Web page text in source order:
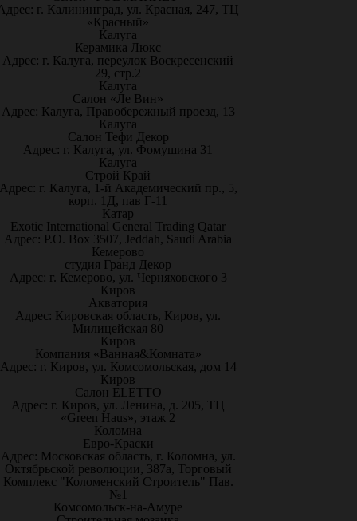
г. Калининград, ул. Красная, 247, ТЦ
«Красный»
Калуга
Керамика Люкс
Адрес: г. Калуга, переулок Воскресенский
29, стр.2
Калуга
Салон «Ле Вин»
Адрес: Калуга, Правобережный проезд, 13
Калуга
Салон Тефи Декор
Адрес: г. Калуга, ул. Фомушина 31
Калуга
Строй Край
г. Калуга, 1-й Академический пр., 5,
корп. 1Д, пав Г-11
Катар
Exotic International General Trading Qatar
Адрес: P.O. Box 3507, Jeddah, Saudi Arabia
Кемерово
студия Гранд Декор
Адрес: г. Кемерово, ул. Черняховского 3
Киров
Акватория
Адрес: Кировская область, Киров, ул.
Милицейская 80
Киров
Компания «Ванная&Комната»
Адрес: г. Киров, ул. Комсомольская, дом 14
Киров
Салон ELETTO
Адрес: г. Киров, ул. Ленина, д. 205, ТЦ
«Green Haus», этаж 2
Коломна
Евро-Краски
Адрес: Московская область, г. Коломна, ул.
Октябрьской революции, 387а, Торговый
Комплекс "Коломенский Строитель" Пав.
№1
Комсомольск-на-Амуре